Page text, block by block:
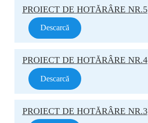
PROIECT DE HOTĂRÂRE NR.5
Descarcă
PROIECT DE HOTĂRÂRE NR.4
Descarcă
PROIECT DE HOTĂRÂRE NR.3